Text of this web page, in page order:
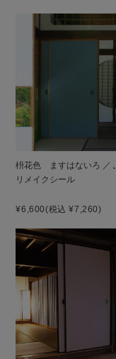
枡花色 ますはないろ ／
リメイクシール
¥6,600(税込 ¥7,260)